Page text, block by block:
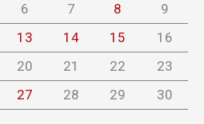
6 7 8
9
13 14 15
16
20 21 22
23
27 28 29 30